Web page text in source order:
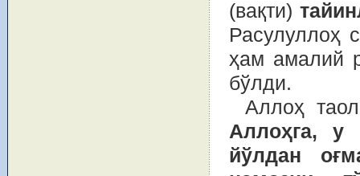
(вақти)
Расулуллоҳ
ҳам амалий
бўлди.
Аллоҳ
Аллоҳга, у
йўлдан